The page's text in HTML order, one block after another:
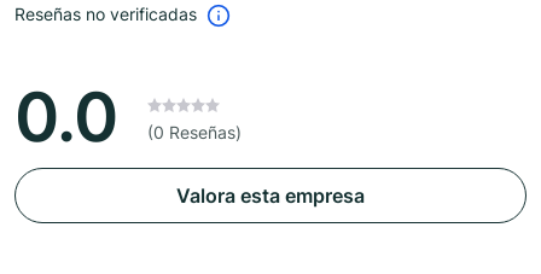
Reseñas no verificadas
0.0 (0 Reseñas)
Valora esta empresa